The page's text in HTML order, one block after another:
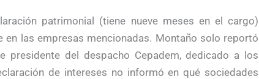
patrimonial (tiene nueve meses en el cargo)
en las empresas mencionadas. Montaño solo reportó
del despacho Cepadem, dedicado a los
de intereses no informó en qué sociedades